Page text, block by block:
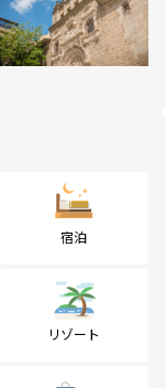
宿泊
リゾート